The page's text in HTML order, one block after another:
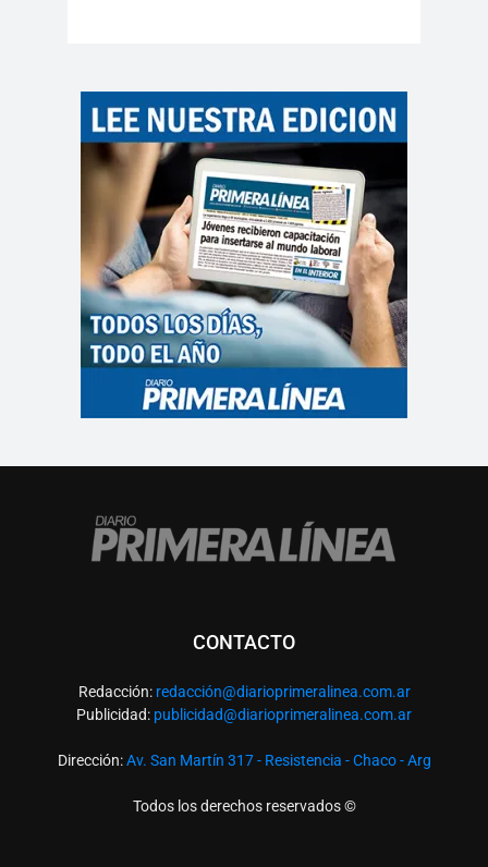
CONTACTO
Redacción: redacción@diarioprimeralinea.com.ar
Publicidad: publicidad@diarioprimeralinea.com.ar
Dirección:Av. San Martín 317 - Resistencia - Chaco - Arg
Todos los derechos reservados ©